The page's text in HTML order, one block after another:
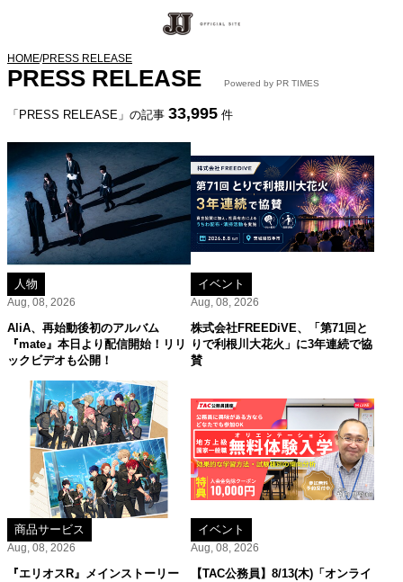
HOME/PRESS RELEASE
PRESS RELEASE Powered by PR TIMES
「PRESS RELEASE」の記事 33,995 件
人物
Aug, 08, 2026
AliA、再始動後初のアルバム
『mate』本日より配信開始！リリ
ックビデオも公開！
イベント
Aug, 08, 2026
株式会社FREEDiVE、「第71回と
りで利根川大花火」に3年連続で協
賛
商品サービス
Aug, 08, 2026
『エリオスR』メインストーリー
イベント
Aug, 08, 2026
【TAC公務員】8/13(木)「オンライ